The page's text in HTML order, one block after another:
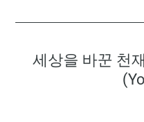
세상을 바꾼 천